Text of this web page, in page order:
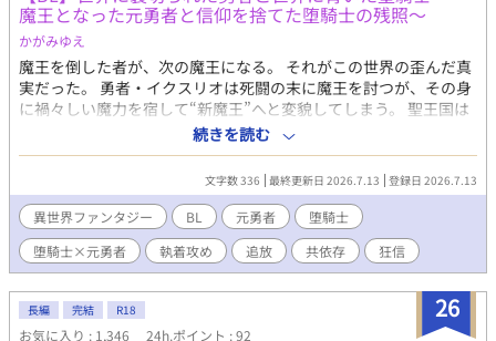
魔王となった元勇者と信仰を捨てた堕騎士の残照〜
かがみゆえ
魔王を倒した者が、次の魔王になる。 それがこの世界の歪んだ真
実だった。 ​勇者・イクスリオは死闘の末に魔王を討つが、その身
に禍々しい魔力を宿して“新魔王”へと変貌してしまう。 聖王国は
手のひらを返し、即座にイスクリオを“人類最大の敵”として次の
討伐対象に指定。 ​世界の英雄である勇者は、一晩にして世界中か
ら命を狙われる存在へと堕ちた。 ​絶望の中、誰も信じられなくな
ったイクスリオの前に現れたのは、かつて神に誓いを立てた幼馴
染の聖騎士・ルミナザード。 彼が抜いた剣で斬り伏せたのは、イ
クスリオではなく新魔王を討伐しようとした冒険者たちだった。 ​
「世界が君を拒むなら、俺は魔王側につく」 ​神への信仰を捨
て“堕騎士”となって魔王側に味方する男と、すべてを失った新魔
王。 人間の土地を追われ、世界の果てにある魔族の国からさらに
深い闇の奥へ……。 ​ これは、世界を犠牲にして二人だけの永遠の
続きを読む
文字数 336 最終更新日 2026.7.13 登録日 2026.7.13
異世界ファンタジー BL 元勇者
堕騎士
堕騎士×元勇者
執着攻め 追放 共依存 狂信
26
長編 完結 R18
お気に入り : 1,346 24h.ポイント : 92